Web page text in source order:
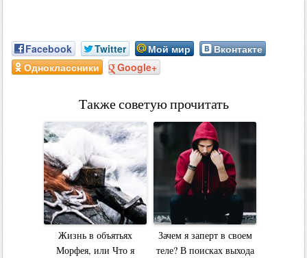
Facebook Twitter Мой мир
Вконтакте
Одноклассники
Google+
Также советую прочитать
Жизнь в объятьях
Морфея, или Что я
Зачем я заперт в своем
теле? В поисках выхода